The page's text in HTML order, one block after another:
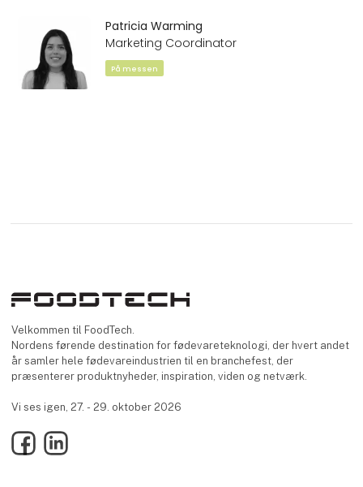
Patricia Warming
Marketing Coordinator
På messen
Velkommen til FoodTech.
Nordens førende destination for fødevareteknologi, der hvert andet
år samler hele fødevareindustrien til en branchefest, der
præsenterer produktnyheder, inspiration, viden og netværk.
Vi ses igen, 27. - 29. oktober 2026
FacebookLinkedIn